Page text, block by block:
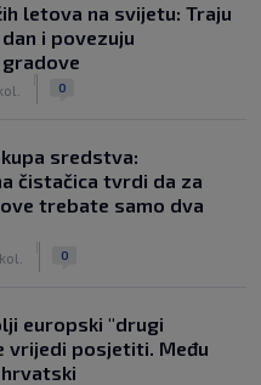
letova na svijetu: Traju
i povezuju
0
sredstva:
čistačica tvrdi da za
trebate samo dva
0
europski "drugi
vrijedi posjetiti. Među